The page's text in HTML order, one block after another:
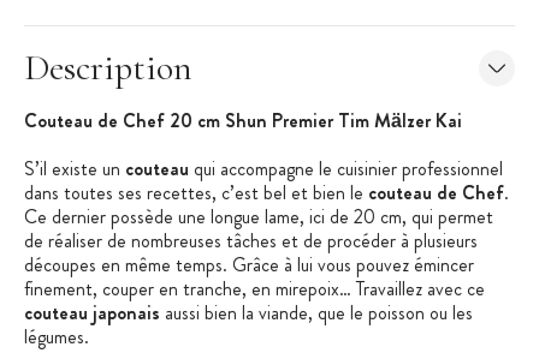
Description
Couteau de Chef 20 cm Shun Premier Tim Mälzer Kai
S’il existe un couteau qui accompagne le cuisinier professionnel
dans toutes ses recettes, c’est bel et bien le couteau de Chef.
Ce dernier possède une longue lame, ici de 20 cm, qui permet
de réaliser de nombreuses tâches et de procéder à plusieurs
découpes en même temps. Grâce à lui vous pouvez émincer
finement, couper en tranche, en mirepoix… Travaillez avec ce
couteau japonais aussi bien la viande, que le poisson ou les
légumes.